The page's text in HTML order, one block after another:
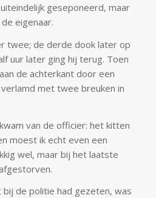
geseponeerd, maar
eigenaar.
twee; de derde dook later op
uur later ging hij terug. Toen
de achterkant door een
met twee breuken in
van de officier: het kitten
moest ik echt even een
wel, maar bij het laatste
bij de politie had gezeten, was